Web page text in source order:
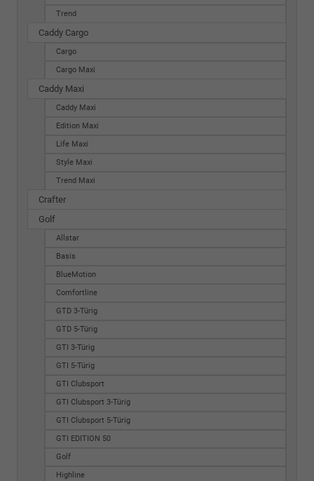
Trend
Caddy Cargo
Cargo
Cargo Maxi
Caddy Maxi
Caddy Maxi
Edition Maxi
Life Maxi
Style Maxi
Trend Maxi
Crafter
Golf
Allstar
Basis
BlueMotion
Comfortline
GTD 3-Türig
GTD 5-Türig
GTI 3-Türig
GTI 5-Türig
GTI Clubsport
GTI Clubsport 3-Türig
GTI Clubsport 5-Türig
GTI EDITION 50
Golf
Highline